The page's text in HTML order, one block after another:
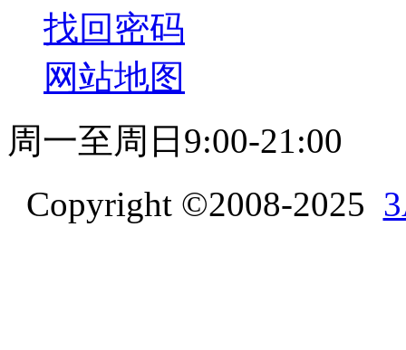
找回密码
网站地图
周一至周日9:00-21:00
Copyright ©2008-2025